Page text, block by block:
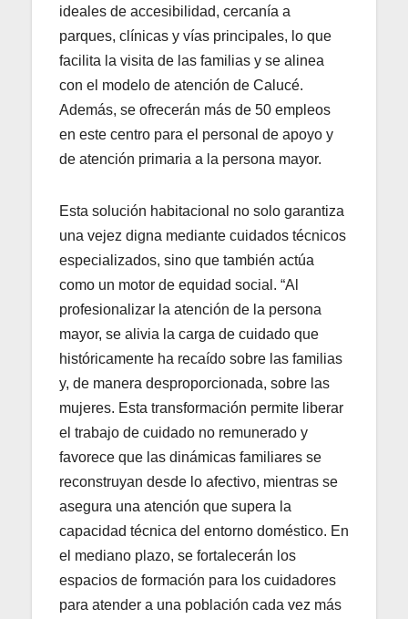
ideales de accesibilidad, cercanía a
parques, clínicas y vías principales, lo que
facilita la visita de las familias y se alinea
con el modelo de atención de Calucé.
Además, se ofrecerán más de 50 empleos
en este centro para el personal de apoyo y
de atención primaria a la persona mayor.
Esta solución habitacional no solo garantiza
una vejez digna mediante cuidados técnicos
especializados, sino que también actúa
como un motor de equidad social. “Al
profesionalizar la atención de la persona
mayor, se alivia la carga de cuidado que
históricamente ha recaído sobre las familias
y, de manera desproporcionada, sobre las
mujeres. Esta transformación permite liberar
el trabajo de cuidado no remunerado y
favorece que las dinámicas familiares se
reconstruyan desde lo afectivo, mientras se
asegura una atención que supera la
capacidad técnica del entorno doméstico. En
el mediano plazo, se fortalecerán los
espacios de formación para los cuidadores
para atender a una población cada vez más